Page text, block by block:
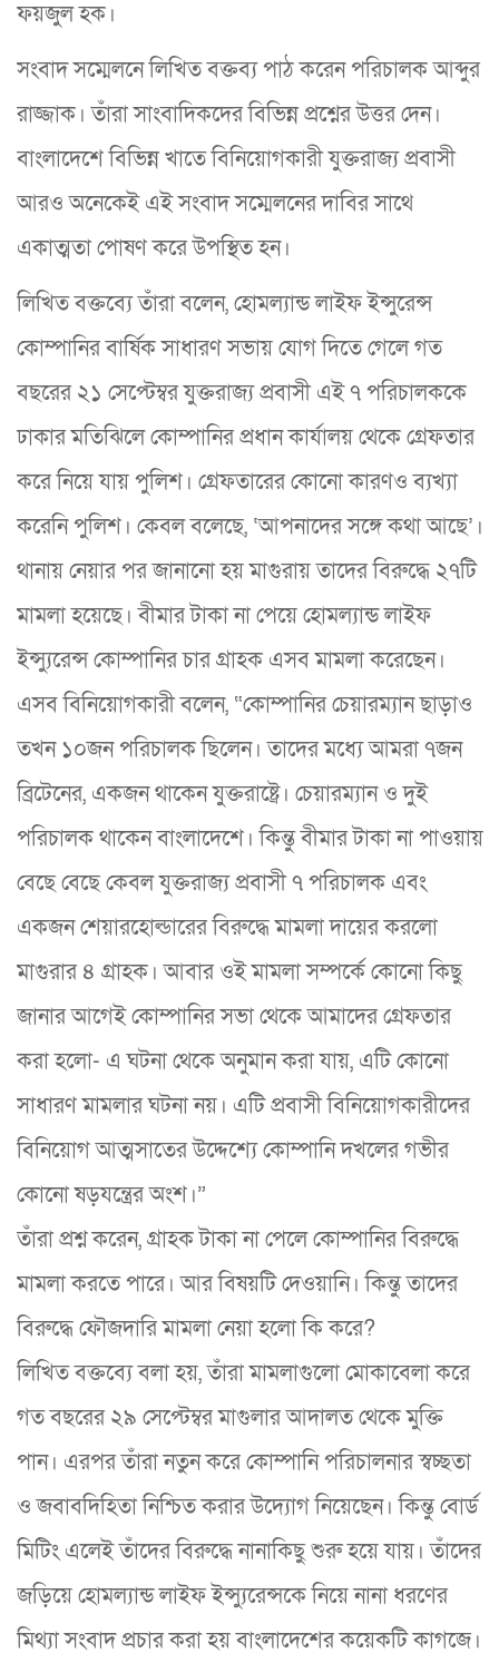
ফয়জুল হক।
সংবাদ সম্মেলনে লিখিত বক্তব্য পাঠ করেন পরিচালক আব্দুর
রাজ্জাক। তাঁরা সাংবাদিকদের বিভিন্ন প্রশ্নের উত্তর দেন।
বাংলাদেশে বিভিন্ন খাতে বিনিয়োগকারী যুক্তরাজ্য প্রবাসী
আরও অনেকেই এই সংবাদ সম্মেলনের দাবির সাথে
একাত্মতা পোষণ করে উপস্থিত হন।
লিখিত বক্তব্যে তাঁরা বলেন, হোমল্যান্ড লাইফ ইন্সুরেন্স
কোম্পানির বার্ষিক সাধারণ সভায় যোগ দিতে গেলে গত
বছরের ২১ সেপ্টেম্বর যুক্তরাজ্য প্রবাসী এই ৭ পরিচালককে
ঢাকার মতিঝিলে কোম্পানির প্রধান কার্যালয় থেকে গ্রেফতার
করে নিয়ে যায় পুলিশ। গ্রেফতারের কোনো কারণও ব্যখ্যা
করেনি পুলিশ। কেবল বলেছে, ‘আপনাদের সঙ্গে কথা আছে’।
থানায় নেয়ার পর জানানো হয় মাগুরায় তাদের বিরুদ্ধে ২৭টি
মামলা হয়েছে। বীমার টাকা না পেয়ে হোমল্যান্ড লাইফ
ইন্স্যুরেন্স কোম্পানির চার গ্রাহক এসব মামলা করেছেন।
এসব বিনিয়োগকারী বলেন, “কোম্পানির চেয়ারম্যান ছাড়াও
তখন ১০জন পরিচালক ছিলেন। তাদের মধ্যে আমরা ৭জন
ব্রিটেনের, একজন থাকেন যুক্তরাষ্ট্রে। চেয়ারম্যান ও দুই
পরিচালক থাকেন বাংলাদেশে। কিন্তু বীমার টাকা না পাওয়ায়
বেছে বেছে কেবল যুক্তরাজ্য প্রবাসী ৭ পরিচালক এবং
একজন শেয়ারহোল্ডারের বিরুদ্ধে মামলা দায়ের করলো
মাগুরার ৪ গ্রাহক। আবার ওই মামলা সম্পর্কে কোনো কিছু
জানার আগেই কোম্পানির সভা থেকে আমাদের গ্রেফতার
করা হলো- এ ঘটনা থেকে অনুমান করা যায়, এটি কোনো
সাধারণ মামলার ঘটনা নয়। এটি প্রবাসী বিনিয়োগকারীদের
বিনিয়োগ আত্মসাতের উদ্দেশ্যে কোম্পানি দখলের গভীর
কোনো ষড়যন্ত্রের অংশ।”
তাঁরা প্রশ্ন করেন, গ্রাহক টাকা না পেলে কোম্পানির বিরুদ্ধে
মামলা করতে পারে। আর বিষয়টি দেওয়ানি। কিন্তু তাদের
বিরুদ্ধে ফৌজদারি মামলা নেয়া হলো কি করে?
লিখিত বক্তব্যে বলা হয়, তাঁরা মামলাগুলো মোকাবেলা করে
গত বছরের ২৯ সেপ্টেম্বর মাগুলার আদালত থেকে মুক্তি
পান। এরপর তাঁরা নতুন করে কোম্পানি পরিচালনার স্বচ্ছতা
ও জবাবদিহিতা নিশ্চিত করার উদ্যোগ নিয়েছেন। কিন্তু বোর্ড
মিটিং এলেই তাঁদের বিরুদ্ধে নানাকিছু শুরু হয়ে যায়। তাঁদের
জড়িয়ে হোমল্যান্ড লাইফ ইন্স্যুরেন্সকে নিয়ে নানা ধরণের
মিথ্যা সংবাদ প্রচার করা হয় বাংলাদেশের কয়েকটি কাগজে।